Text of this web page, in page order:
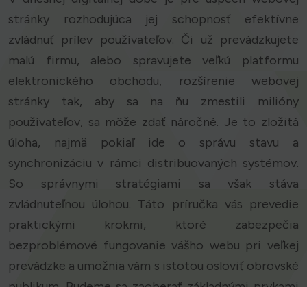
stránky rozhodujúca jej schopnosť efektívne
zvládnuť prílev používateľov. Či už prevádzkujete
malú firmu, alebo spravujete veľkú platformu
elektronického obchodu, rozšírenie webovej
stránky tak, aby sa na ňu zmestili milióny
používateľov, sa môže zdať náročné. Je to zložitá
úloha, najmä pokiaľ ide o správu stavu a
synchronizáciu v rámci distribuovaných systémov.
So správnymi stratégiami sa však stáva
zvládnuteľnou úlohou. Táto príručka vás prevedie
praktickými krokmi, ktoré zabezpečia
bezproblémové fungovanie vášho webu pri veľkej
prevádzke a umožnia vám s istotou osloviť obrovské